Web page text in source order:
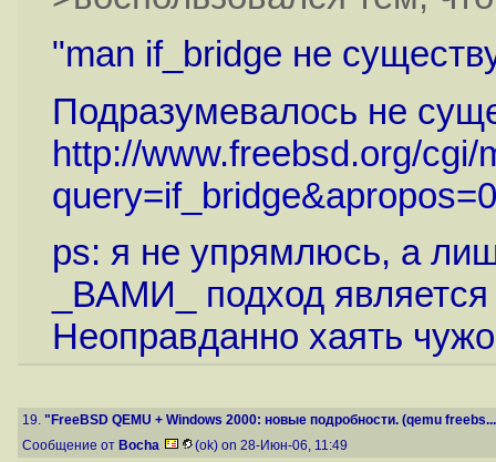
"man if_bridge не
Подразумевалось не
http://www.freebsd.org/cgi/
ps: я не упрямлюсь, а
_ВАМИ_ подход
Неоправданно хаять
19. "FreeBSD QEMU + Windows 2000: новые подробности. (qemu
Сообщение от Bocha (ok) on 28-Июн-06, 11:49